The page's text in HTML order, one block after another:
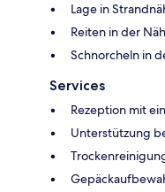
Lage in
Reiten in der
Schnorcheln in
Services
Rezeption mit
Unterstützung